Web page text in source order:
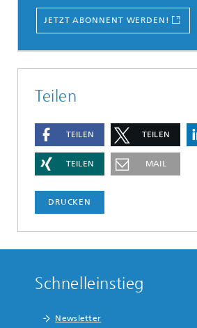
JETZT ABONNENT WERDEN!
Teilen
TEILEN TEILEN
TEILEN MAIL
DRUCKEN
Schnelleinstieg
Newsletter